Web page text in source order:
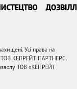
Усі права на
ТОВ КЕПРЕЙТ ПАРТНЕРС.
ТОВ «КЕПРЕЙТ